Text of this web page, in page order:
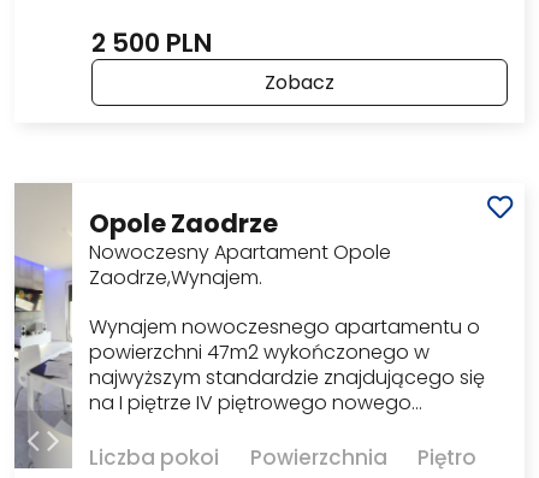
2 500 PLN
Zobacz
Opole Zaodrze
Nowoczesny Apartament Opole
Zaodrze,Wynajem.
Wynajem nowoczesnego apartamentu o
powierzchni 47m2 wykończonego w
najwyższym standardzie znajdującego się
na I piętrze IV piętrowego nowego…
Liczba pokoi
Powierzchnia
Piętro